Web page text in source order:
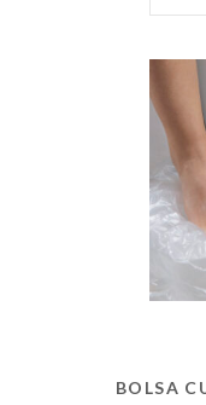
BOLSA